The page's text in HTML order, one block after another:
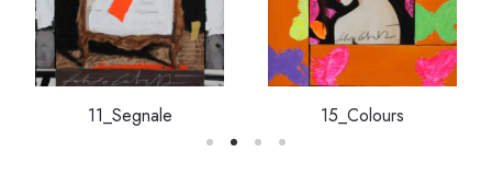
11_Segnale 15_Colours